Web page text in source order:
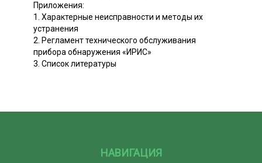
Приложения:
1. Характерные неисправности и методы их
устранения
2. Регламент технического обслуживания
прибора обнаружения «ИРИС»
3. Список литературы
НАВИГАЦИЯ